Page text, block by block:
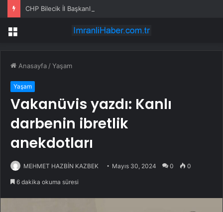
Menü
Anasayfa /Yaşam
Yaşam
Vakanüvis yazdı: Kanlı
darbenin ibretlik
anekdotları
MEHMET HAZBİN KAZBEK Mayıs 30, 2024 0 0
6 dakika okuma süresi